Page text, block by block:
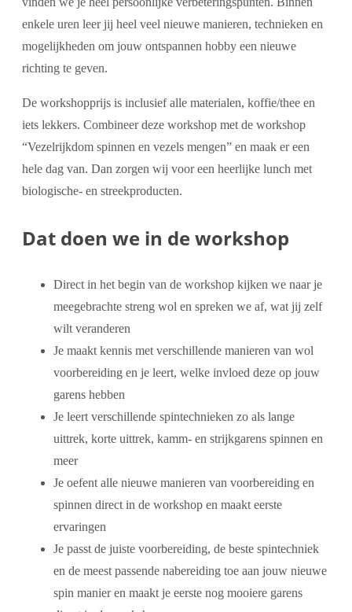
enkele uren leer jij heel veel nieuwe manieren, technieken en
mogelijkheden om jouw ontspannen hobby een nieuwe
richting te geven.
De workshopprijs is inclusief alle materialen, koffie/thee en
iets lekkers. Combineer deze workshop met de workshop
“Vezelrijkdom spinnen en vezels mengen” en maak er een
hele dag van. Dan zorgen wij voor een heerlijke lunch met
biologische- en streekproducten.
Dat doen we in de workshop
Direct in het begin van de workshop kijken we naar je
meegebrachte streng wol en spreken we af, wat jij zelf
wilt veranderen
Je maakt kennis met verschillende manieren van wol
voorbereiding en je leert, welke invloed deze op jouw
garens hebben
Je leert verschillende spintechnieken zo als lange
uittrek, korte uittrek, kamm- en strijkgarens spinnen en
meer
Je oefent alle nieuwe manieren van voorbereiding en
spinnen direct in de workshop en maakt eerste
ervaringen
Je passt de juiste voorbereiding, de beste spintechniek
en de meest passende nabereiding toe aan jouw nieuwe
spin manier en maakt je eerste nog mooiere garens